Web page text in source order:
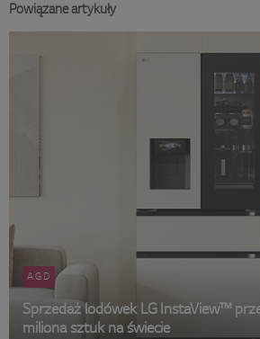
Powiązane artykuły
AGD
Sprzedaż lodówek LG InstaView™
miliona sztuk na świecie